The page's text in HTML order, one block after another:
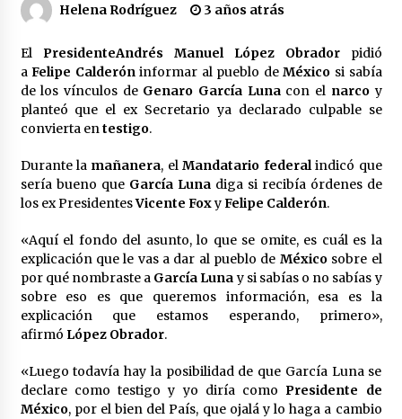
en Mérida; incautan 15 autos de lujo
3 semanas atrás
Detienen a funcionario por presunto homicidio
del periodista Josué Martínez
3 semanas atrás
CNTE anuncia paso gratuito en peajes de CDMX
2 meses atrás
Laura Itzel Castillo será la nueva secretaria de
las Mujeres, anuncia Sheinbaum
2 meses atrás
Segob: «ya dimos nuestras propuestas»
2 meses atrás
Helena Rodríguez 3 años atrás
El PresidenteAndrés Manuel López Obradorpidió
aFelipe Calderóninformar al pueblo deMéxico si sabía
de los vínculos de Genaro García Lunacon el narcoy
planteó que el ex Secretario ya declarado culpable se
convierta entestigo.
Durante la mañanera, elMandatario federalindicó que
sería bueno que García Lunadiga si recibía órdenes de
los ex PresidentesVicente FoxyFelipe Calderón.
«Aquí el fondo del asunto, lo que se omite, es cuál es la
explicación que le vas a dar al pueblo de Méxicosobre el
por qué nombraste a García Lunay si sabías o no sabías y
sobre eso es que queremos información, esa es la
explicación que estamos esperando, primero»,
afirmó López Obrador.
«Luego todavía hay la posibilidad de que García Luna se
declare como testigo y yo diría comoPresidente de
México, por el bien del País, que ojalá y lo haga a cambio